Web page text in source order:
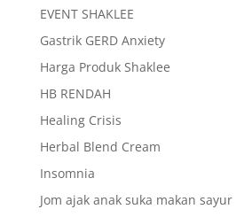
EVENT SHAKLEE
Gastrik GERD Anxiety
Harga Produk Shaklee
HB RENDAH
Healing Crisis
Herbal Blend Cream
Insomnia
Jom ajak anak suka makan sayur